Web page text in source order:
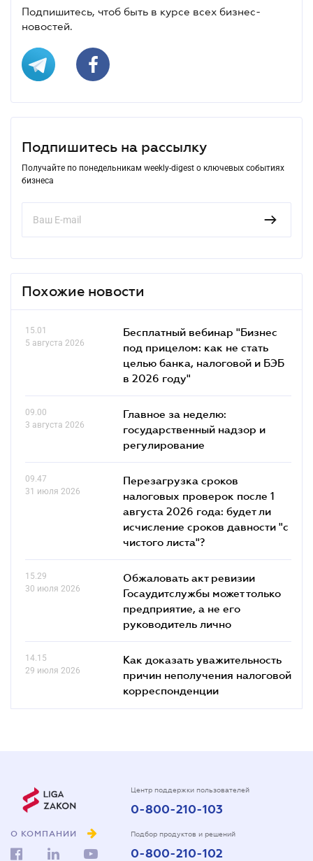
Подпишитесь, чтоб быть в курсе всех бизнес-
новостей.
Подпишитесь на рассылку
Получайте по понедельникам weekly-digest о ключевых событиях
бизнеса
Похожие новости
15.01
5 августа 2026
Бесплатный вебинар "Бизнес
под прицелом: как не стать
целью банка, налоговой и БЭБ
в 2026 году"
09.00
3 августа 2026
Главное за неделю:
государственный надзор и
регулирование
09.47
31 июля 2026
Перезагрузка сроков
налоговых проверок после 1
августа 2026 года: будет ли
исчисление сроков давности "с
чистого листа"?
15.29
30 июля 2026
Обжаловать акт ревизии
Госаудитслужбы может только
предприятие, а не его
руководитель лично
14.15
29 июля 2026
Как доказать уважительность
причин неполучения налоговой
корреспонденции
О КОМПАНИИ
Центр поддержки пользователей
0-800-210-103
Подбор продуктов и решений
0-800-210-102